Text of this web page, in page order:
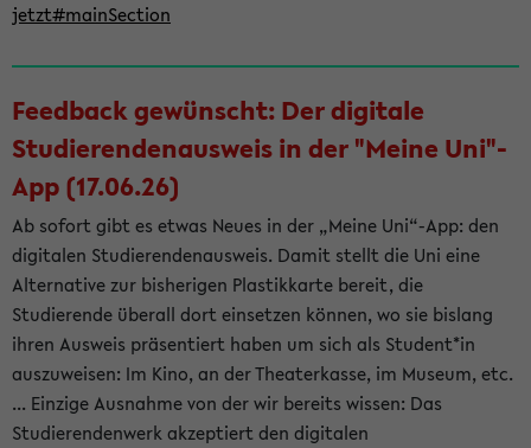
jetzt#mainSection
Feedback gewünscht: Der digitale
Studierendenausweis in der "Meine Uni"-
App (17.06.26)
Ab sofort gibt es etwas Neues in der „Meine Uni“-App: den
digitalen Studierendenausweis. Damit stellt die Uni eine
Alternative zur bisherigen Plastikkarte bereit, die
Studierende überall dort einsetzen können, wo sie bislang
ihren Ausweis präsentiert haben um sich als Student*in
auszuweisen: Im Kino, an der Theaterkasse, im Museum, etc.
... Einzige Ausnahme von der wir bereits wissen: Das
Studierendenwerk akzeptiert den digitalen